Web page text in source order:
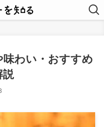
わい・おすすめ
説